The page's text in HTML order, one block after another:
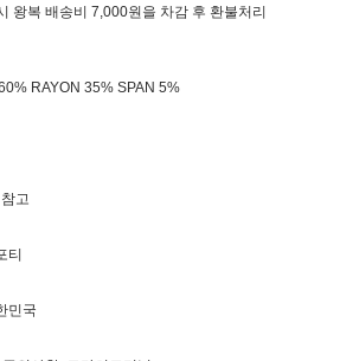
왕복 배송비 7,000원을 차감 후 환불처리
RAYON 35% SPAN 5%
고
티
민국